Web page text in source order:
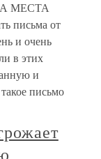
МЕСТА
письма от
и очень
в этих
и
письмо